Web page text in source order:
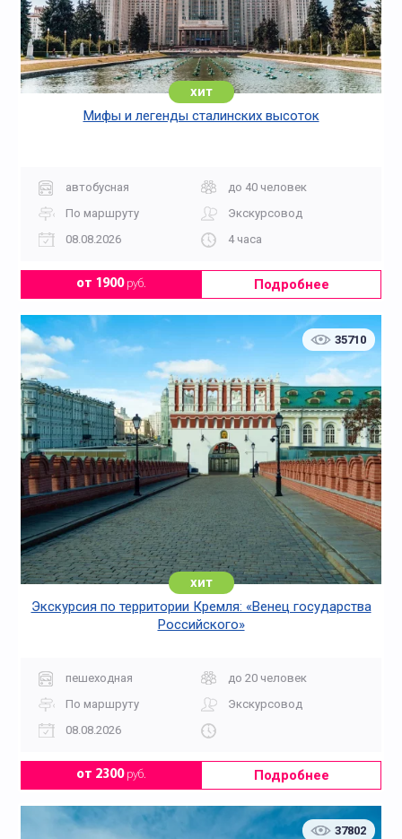
хит
Мифы и легенды сталинских высоток
автобусная
до 40 человек
По маршруту
Экскурсовод
08.08.2026
4 часа
от 1900руб. Подробнее
35710
хит
Экскурсия по территории Кремля: «Венец государства
Российского»
пешеходная
до 20 человек
По маршруту
Экскурсовод
08.08.2026
от 2300руб. Подробнее
37802